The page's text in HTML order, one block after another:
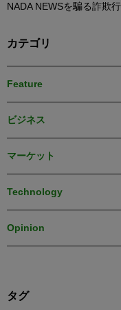
NADA NEWSを騙る詐欺
カテゴリ
Feature
ビジネス
マーケット
Technology
Opinion
タグ